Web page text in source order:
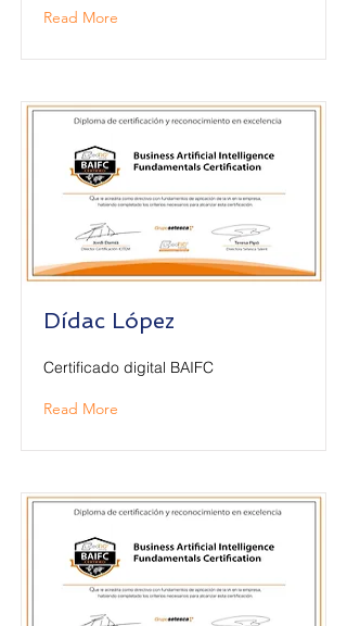
Read More
Dídac López
Certificado digital BAIFC
Read More